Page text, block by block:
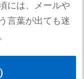
には、メールや
言葉が出ても迷